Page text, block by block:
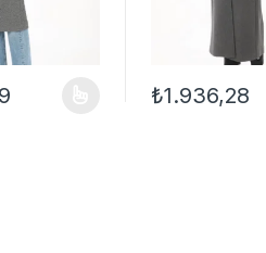
ürün sayfasından seçilebilir
fazla varyasyonu var.
₺1.936,28
Bu ürünün